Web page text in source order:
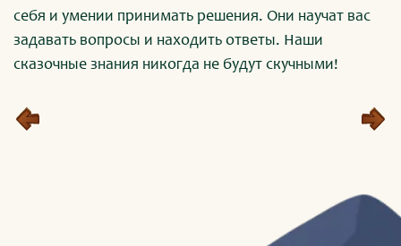
себя и умении принимать решения. Они научат вас
задавать вопросы и находить ответы. Наши
сказочные знания никогда не будут скучными!